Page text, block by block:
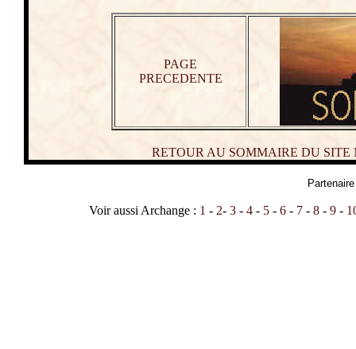
PAGE
PRECEDENTE
RETOUR AU SOMMAIRE DU
Voir aussi Archange : 1 - 2- 3 - 4 - 5 - 6 - 7 - 8 - 9 -